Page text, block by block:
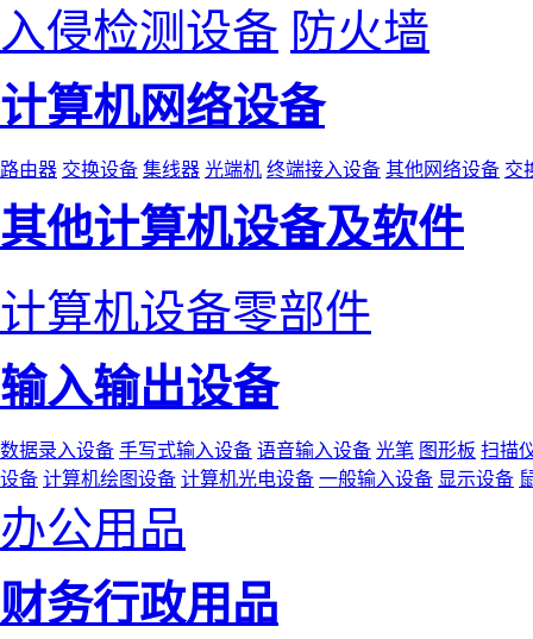
入侵检测设备 防火墙
计算机网络设备
路由器 交换设备 集线器 光端机 终端接入设备 其他网络设备 交
其他计算机设备及软件
计算机设备零部件
输入输出设备
数据录入设备 手写式输入设备 语音输入设备 光笔 图形板 扫描
设备 计算机绘图设备 计算机光电设备 一般输入设备 显示设备
办公用品
财务行政用品